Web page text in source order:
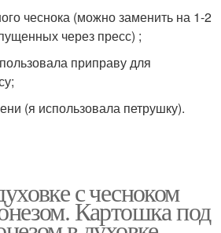
чеснока (можно заменить на 1-2
через пресс) ;
приправу для
(я использовала петрушку).
с чесноком
Картошка под